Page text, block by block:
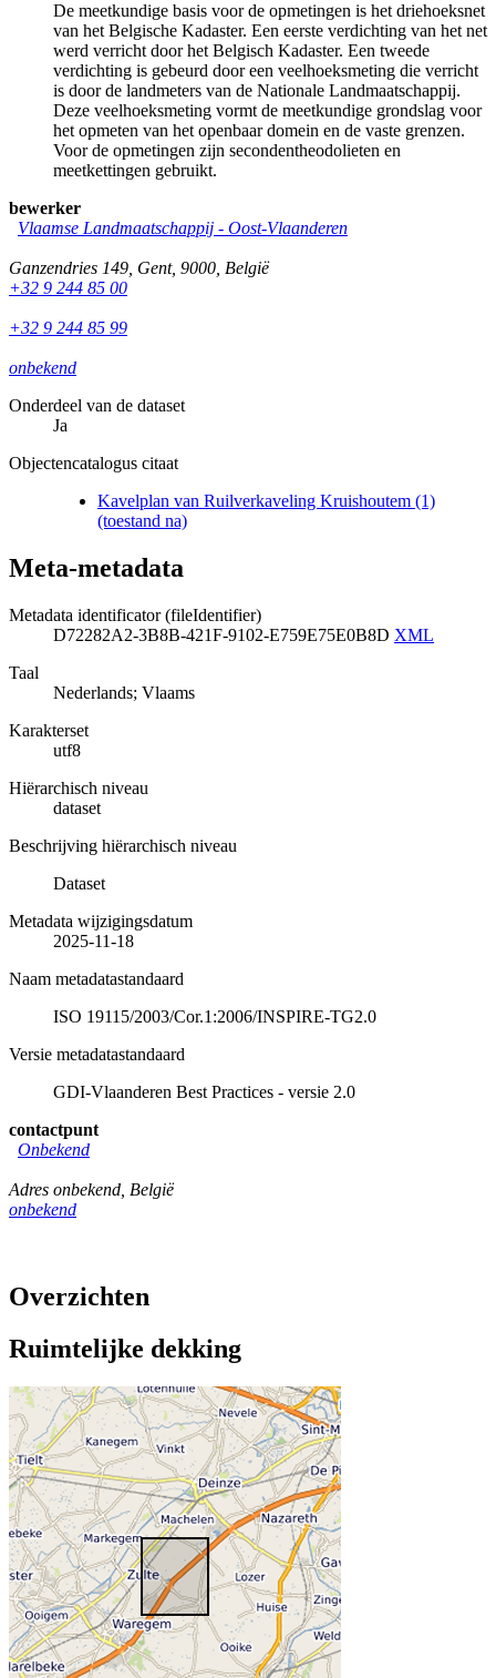
De meetkundige basis voor de opmetingen is het driehoeksnet
van het Belgische Kadaster. Een eerste verdichting van het net
werd verricht door het Belgisch Kadaster. Een tweede
verdichting is gebeurd door een veelhoeksmeting die verricht
is door de landmeters van de Nationale Landmaatschappij.
Deze veelhoeksmeting vormt de meetkundige grondslag voor
het opmeten van het openbaar domein en de vaste grenzen.
Voor de opmetingen zijn secondentheodolieten en
meetkettingen gebruikt.
bewerker
Vlaamse Landmaatschappij - Oost-Vlaanderen
Ganzendries 149 Gent, 9000 België
+32 9 244 85 00
+32 9 244 85 99
onbekend
Onderdeel van de dataset
Ja
Objectencatalogus citaat
Kavelplan van Ruilverkaveling Kruishoutem (1)
(toestand na)
Meta-metadata
Metadata identificator (fileIdentifier)
D72282A2-3B8B-421F-9102-E759E75E0B8D XML
Taal
Nederlands; Vlaams
Karakterset
utf8
Hiërarchisch niveau
dataset
Beschrijving hiërarchisch niveau
Dataset
Metadata wijzigingsdatum
2025-11-18
Naam metadatastandaard
ISO 19115/2003/Cor.1:2006/INSPIRE-TG2.0
Versie metadatastandaard
GDI-Vlaanderen Best Practices - versie 2.0
contactpunt
Onbekend
Adres onbekend België
onbekend
Overzichten
Ruimtelijke dekking